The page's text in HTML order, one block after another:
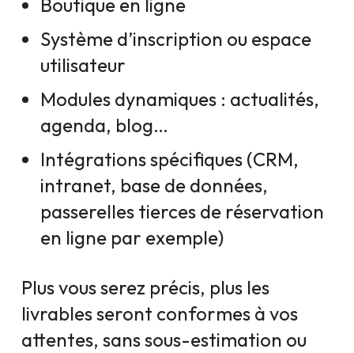
Boutique en ligne
Système d’inscription ou espace
utilisateur
Modules dynamiques : actualités,
agenda, blog…
Intégrations spécifiques (CRM,
intranet, base de données,
passerelles tierces de réservation
en ligne par exemple)
Plus vous serez précis, plus les
livrables seront conformes à vos
attentes, sans sous-estimation ou